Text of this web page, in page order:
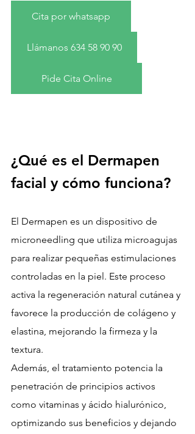
Cita por whatsapp
Llámanos 634 58 90 90
Pide Cita Online
¿Qué es el Dermapen
facial y cómo funciona?
El Dermapen es un dispositivo de
microneedling que utiliza microagujas
para realizar pequeñas estimulaciones
controladas en la piel. Este proceso
activa la regeneración natural cutánea y
favorece la producción de colágeno y
elastina, mejorando la firmeza y la
textura.
Además, el tratamiento potencia la
penetración de principios activos
como vitaminas y ácido hialurónico,
optimizando sus beneficios y dejando